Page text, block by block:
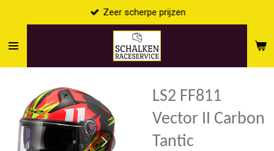
naar
Zeer scherpe prijzen
LS2 FF811
Vector II Carbon
Tantic